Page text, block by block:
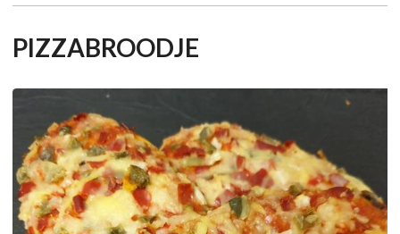
PIZZABROODJE